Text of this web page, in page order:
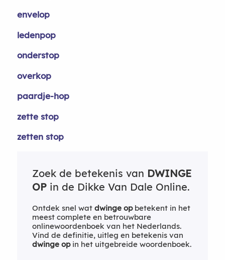
envelop
ledenpop
onderstop
overkop
paardje-hop
zette stop
zetten stop
Zoek de betekenis van DWINGE
OPin de Dikke Van Dale Online.
Ontdek snel wat dwinge opbetekent in het
meest complete en betrouwbare
onlinewoordenboek van het Nederlands.
Vind de definitie, uitleg en betekenis van
dwinge opin het uitgebreide woordenboek.